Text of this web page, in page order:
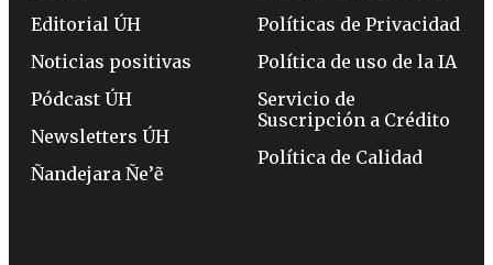
Editorial ÚH
Noticias positivas
Pódcast ÚH
Newsletters ÚH
Ñandejara Ñe’ẽ
Políticas de Privacidad
Política de uso de la IA
Servicio de
Suscripción a Crédito
Política de Calidad